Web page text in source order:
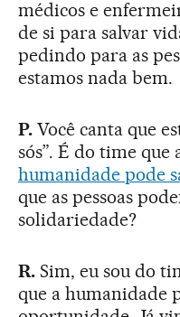
médicos e
de si para salvar
pedindo para as
estamos nada bem.
P. Você canta que
sós”. É do time que
humanidade pode
que as pessoas
solidariedade?
R.Sim, eu sou do
que a humanidade